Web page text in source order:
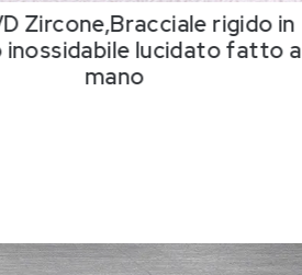
imitazione resina K PVD,Anello
inossidabile lucidato fatto a
mano